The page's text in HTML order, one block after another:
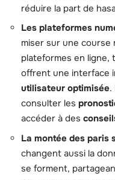
réduire la part de
Les plateformes
miser sur une course
plateformes en ligne,
offrent une interface
utilisateur optimisée.
consulter les
accéder à des
La montée des paris
changent aussi la
se forment,